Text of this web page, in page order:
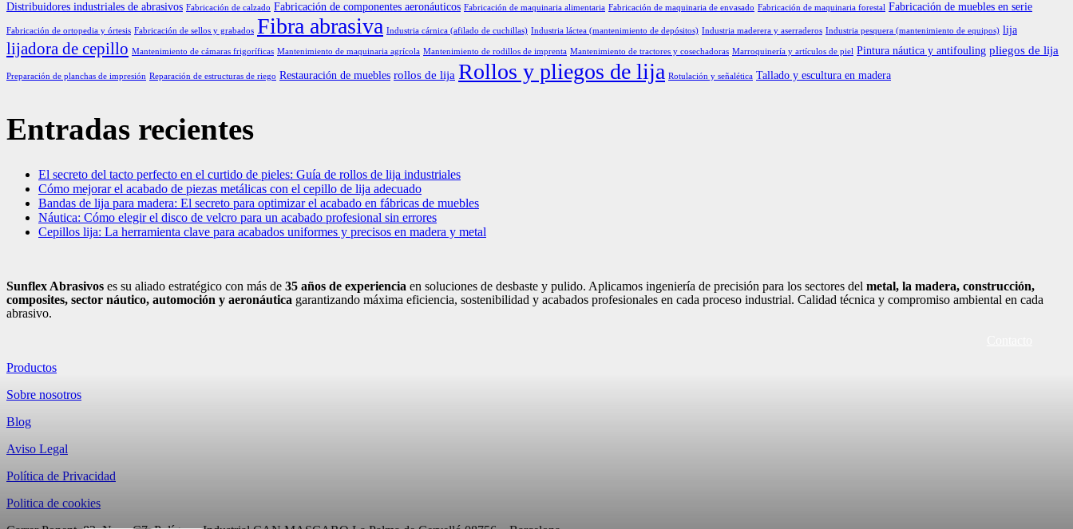
Distribuidores industriales de abrasivos Fabricación de calzado Fabricación de componentes aeronáuticos Fabricación de maquinaria alimentaria Fabricación de maquinaria de envasado Fabricación de maquinaria forestal Fabricación de muebles en serie
Fabricación de ortopedia y órtesis Fabricación de sellos y grabados Fibra abrasiva Industria cárnica (afilado de cuchillas) Industria láctea (mantenimiento de depósitos) Industria maderera y aserraderos Industria pesquera (mantenimiento de equipos) lija
lijadora de cepillo Mantenimiento de cámaras frigoríficas Mantenimiento de maquinaria agrícola Mantenimiento de rodillos de imprenta Mantenimiento de tractores y cosechadoras Marroquinería y artículos de piel Pintura náutica y antifouling pliegos de lija
Preparación de planchas de impresión Reparación de estructuras de riego Restauración de muebles rollos de lija Rollos y pliegos de lija Rotulación y señalética Tallado y escultura en madera
Entradas recientes
El secreto del tacto perfecto en el curtido de pieles: Guía de rollos de lija industriales
Cómo mejorar el acabado de piezas metálicas con el cepillo de lija adecuado
Bandas de lija para madera: El secreto para optimizar el acabado en fábricas de muebles
Náutica: Cómo elegir el disco de velcro para un acabado profesional sin errores
Cepillos lija: La herramienta clave para acabados uniformes y precisos en madera y metal
Sunflex Abrasivos es su aliado estratégico con más de 35 años de experiencia en soluciones de desbaste y pulido. Aplicamos ingeniería de precisión para los sectores del metal, la madera, construcción,
composites, sector náutico, automoción y aeronáutica garantizando máxima eficiencia, sostenibilidad y acabados profesionales en cada proceso industrial. Calidad técnica y compromiso ambiental en cada
abrasivo.
Productos
Sobre nosotros
Blog
Aviso Legal
Política de Privacidad
Politica de cookies